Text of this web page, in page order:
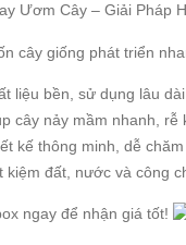
Ươm Cây – Giải Pháp
cây giống phát triển
liệu bền, sử dụng lâu dài
cây nảy mầm nhanh, rễ
kế thông minh, dễ
kiệm đất, nước và công
ngay để nhận giá tốt!